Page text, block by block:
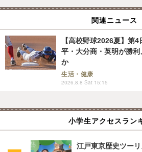
関連ニュース
【高校野球2026夏】第
平・大分商・英明が勝
か
生活・健康
2026.8.8 Sat 15:15
小学生アクセスラン
江戸東京歴史ツー